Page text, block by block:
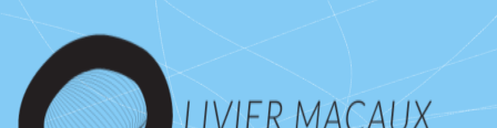
passer
contenu
principal